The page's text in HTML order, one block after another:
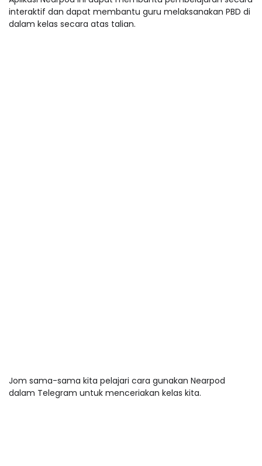
interaktif dan dapat membantu guru melaksanakan PBD di
dalam kelas secara atas talian.
Jom sama-sama kita pelajari cara gunakan Nearpod
dalam Telegram untuk menceriakan kelas kita.